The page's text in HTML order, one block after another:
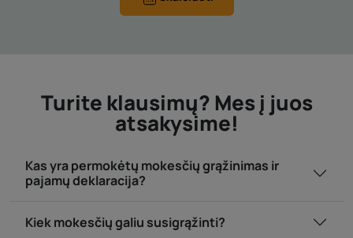
Turite klausimų? Mes į juos
atsakysime!
Kas yra permokėtų mokesčių grąžinimas ir
pajamų deklaracija?
Kiek mokesčių galiu susigrąžinti?